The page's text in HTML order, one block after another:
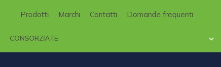
Prodotti Marchi Contatti Domande frequenti
CONSORZIATE 